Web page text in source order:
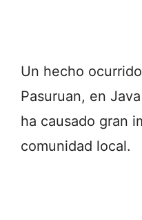
Un hecho
Pasuruan, en
ha causado gran
comunidad local.